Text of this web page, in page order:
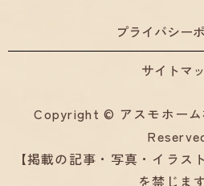
プライバシー
サイトマ
Copyright © アスモホー
【掲載の記事・写真・イラス
を禁じます